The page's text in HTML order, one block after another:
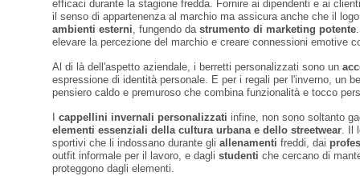
efficaci durante la stagione fredda. Fornire ai dipendenti e ai
il senso di appartenenza al marchio ma assicura anche che il
ambienti esterni, fungendo da strumento di marketing potente
elevare la percezione del marchio e creare connessioni emotive
Al di là dell'aspetto aziendale, i berretti personalizzati sono un
espressione di identità personale. E per i regali per l'inverno, un
pensiero caldo e premuroso che combina funzionalità e tocco
cappellini invernali personalizzati infine, non sono soltanto
elementi essenziali della cultura urbana e dello streetwear. Il
sportivi che li indossano durante gli allenamenti freddi, dai
outfit informale per il lavoro, e dagli studenti che cercano di
proteggono dagli elementi.